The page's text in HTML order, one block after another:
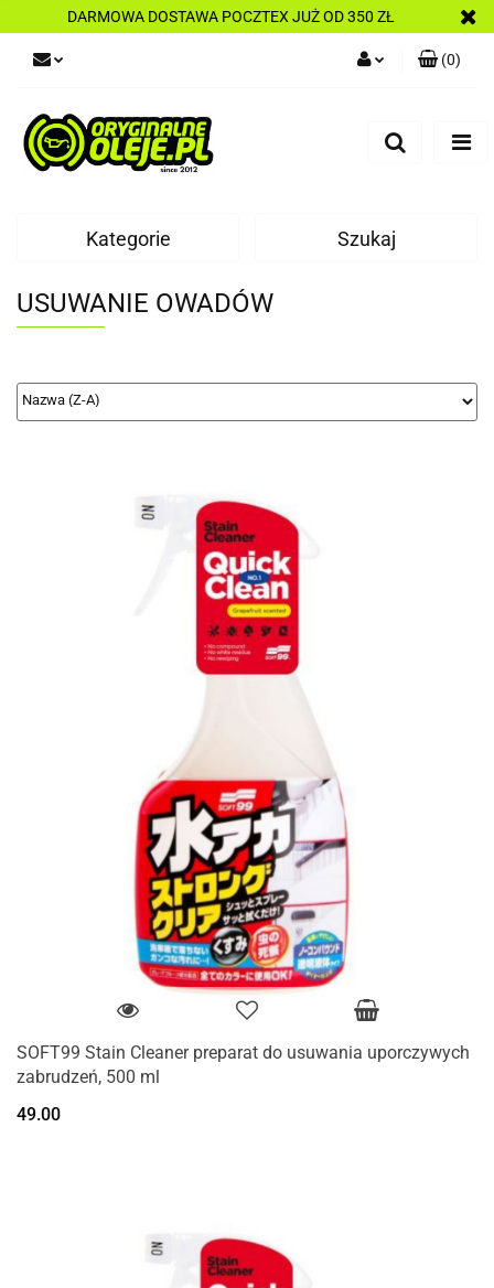
DARMOWA DOSTAWA POCZTEX JUŻ OD 350 ZŁ
(0)
Kategorie Szukaj
USUWANIE OWADÓW
SOFT99 Stain Cleaner preparat do usuwania uporczywych
zabrudzeń, 500 ml
49.00